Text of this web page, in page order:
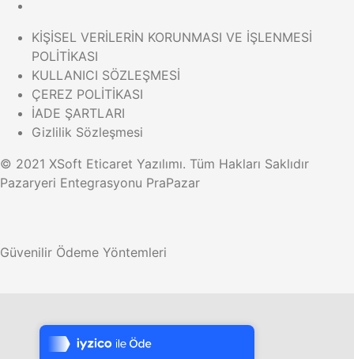
7/24 Canlı Destek
%100 Sorunsuz Alışveriş
KİŞİSEL VERİLERİN KORUNMASI VE İŞLENMESİ
POLİTİKASI
KULLANICI SÖZLEŞMESİ
ÇEREZ POLİTİKASI
İADE ŞARTLARI
Gizlilik Sözleşmesi
© 2021 XSoft Eticaret Yazılımı. Tüm Hakları Saklıdır
Pazaryeri Entegrasyonu PraPazar
Güvenilir Ödeme Yöntemleri